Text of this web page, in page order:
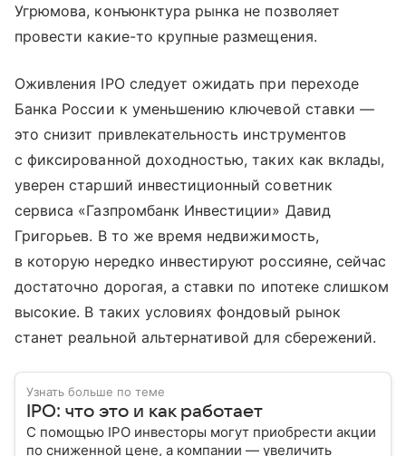
Угрюмова, конъюнктура рынка не позволяет
провести какие-то крупные размещения.
Оживления IPO следует ожидать при переходе
Банка России к уменьшению ключевой ставки —
это снизит привлекательность инструментов
с фиксированной доходностью, таких как вклады,
уверен старший инвестиционный советник
сервиса «Газпромбанк Инвестиции» Давид
Григорьев. В то же время недвижимость,
в которую нередко инвестируют россияне, сейчас
достаточно дорогая, а ставки по ипотеке слишком
высокие. В таких условиях фондовый рынок
станет реальной альтернативой для сбережений.
Узнать больше по теме
IPO: что это и как работает
С помощью IPO инвесторы могут приобрести акции
по сниженной цене, а компании — увеличить